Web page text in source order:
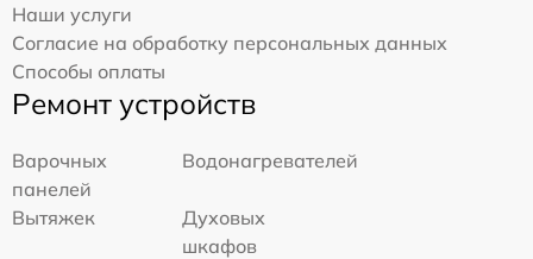
Наши услуги
Согласие на обработку персональных данных
Способы оплаты
Ремонт устройств
Варочных
панелей
Водонагревателей
Вытяжек
Духовых
шкафов